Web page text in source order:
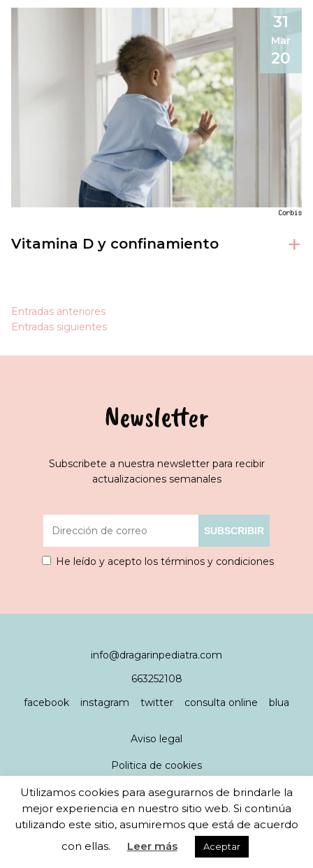
31
Mar
20
Vitamina D y confinamiento +
Navegación
Entradas anteriores
Entradas siguientes
Newsletter
Subscribete a nuestra newsletter para recibir
actualizaciones semanales
He leído y acepto los términos y condiciones
info@dragarinpediatra.com
663252108
facebook
instagram twitter consulta online blua
Aviso legal
Politica de cookies
Política de privacidad
javikorea- ilustraciones
ebendesign
Utilizamos cookies para asegurarnos de brindarle la
mejor experiencia en nuestro sitio web. Si continúa
utilizando este sitio, asumiremos que está de acuerdo
con ellas.
Leer más Aceptar